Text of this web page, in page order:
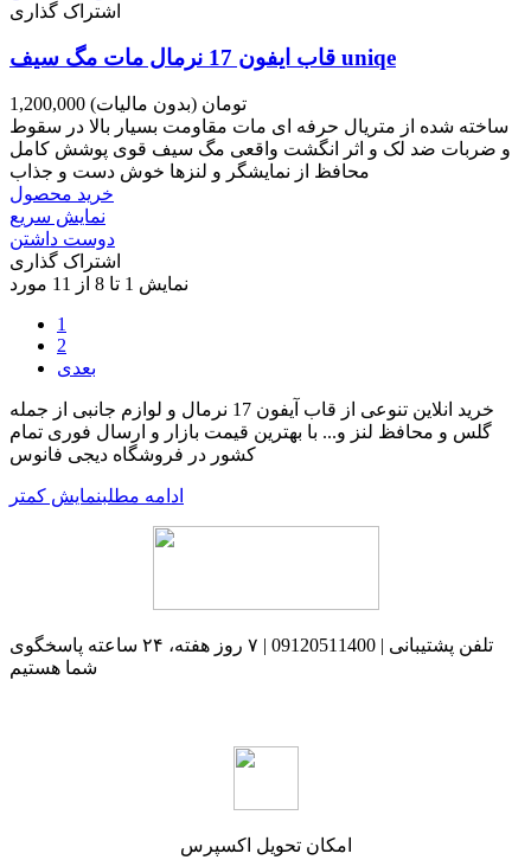
اشتراک گذاری
قاب ایفون 17 نرمال مات مگ سیف uniqe
1,200,000 تومان (بدون مالیات)
ساخته شده از متریال حرفه ای مات مقاومت بسیار بالا در سقوط
و ضربات ضد لک و اثر انگشت واقعی مگ سیف قوی پوشش کامل
محافظ از نمایشگر و لنزها خوش دست و جذاب
خرید محصول
نمایش سریع
دوست داشتن
اشتراک گذاری
نمایش 1 تا 8 از 11 مورد
1
2
بعدی
خرید انلاین تنوعی از قاب آیفون 17 نرمال و لوازم جانبی از جمله
گلس و محافظ لنز و... با بهترین قیمت بازار و ارسال فوری تمام
کشور در فروشگاه دیجی فانوس
ادامه مطلبنمایش کمتر
تلفن پشتیبانی | 09120511400 | ۷ روز هفته، ۲۴ ساعته پاسخگوی
شما هستیم
امکان تحویل اکسپرس